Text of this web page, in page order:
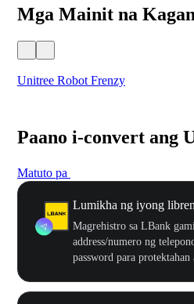
Mga Mainit na
Unitree Robot Frenzy
Paano i-convert ang
Matuto pa
Lumikha ng iyong
Magrehistro sa LBank
address/numero ng
password para